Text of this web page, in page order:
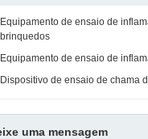
Equipamento de ensaio de
brinquedos
Equipamento de ensaio de
Dispositivo de ensaio de chama
uma mensagem